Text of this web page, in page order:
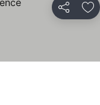
Partilhar